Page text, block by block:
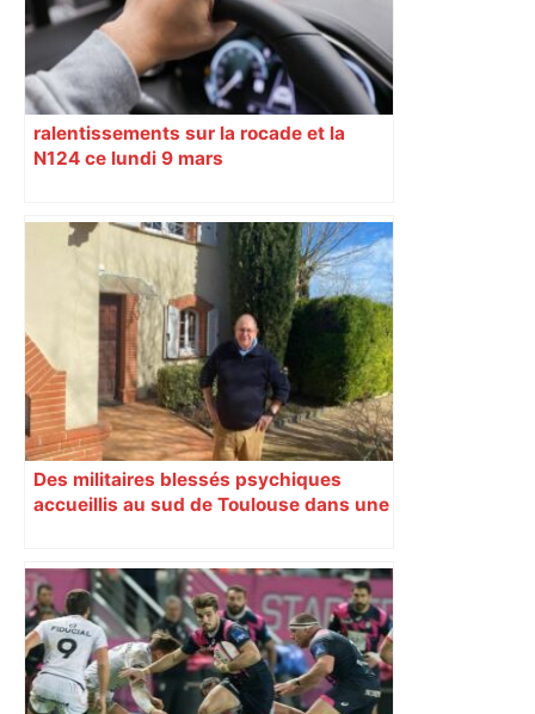
ralentissements sur la rocade et la
N124 ce lundi 9 mars
Des militaires blessés psychiques
accueillis au sud de Toulouse dans une